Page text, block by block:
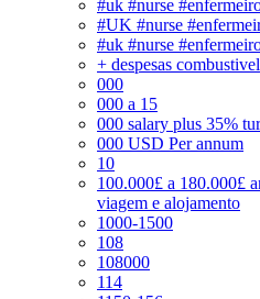
#uk #nurse
#UK #nurse
#uk #nurse
+ despesas combustivel
000
000 a 15
000 salary plus 35%
000 USD Per annum
10
100.000£ a 180.000£
viagem e alojamento
1000-1500
108
108000
114